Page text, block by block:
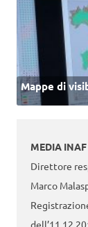
Mappe di
MEDIA INAF
Direttore
Marco